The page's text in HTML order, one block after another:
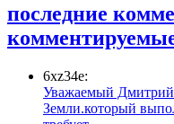
последние
6xz34e:
Уважаемый
Земли.который